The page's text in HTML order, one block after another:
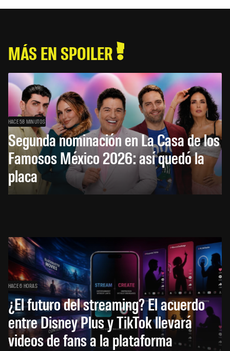
MÁS EN SPOILER
HACE 58 MINUTOS
Segunda nominación en La Casa de los
Famosos México 2026: así quedó la
placa
HACE 6 HORAS
¿El futuro del streaming? El acuerdo
entre Disney Plus y TikTok llevará
videos de fans a la plataforma